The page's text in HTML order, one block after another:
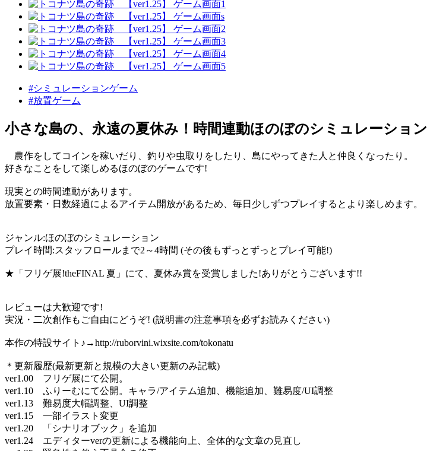
#シミュレーションゲーム
#放置ゲーム
小さな島の、永遠の夏休み！時間連動ほのぼのシミュレーション
農作をしてコインを稼いだり、釣りや虫取りをしたり、島にやってきた人と仲良くなったり。
好きなことをして楽しめるほのぼのゲームです!
現実との時間連動があります。
放置要素・日数経過によるアイテム開放があるため、毎日少しずつプレイするとより楽しめます。
ジャンル:ほのぼのシミュレーション
プレイ時間:スタッフロールまで2～4時間 (その後もずっとずっとプレイ可能!)
★「フリゲ展!theFINAL 夏」にて、夏休み賞を受賞しました!ありがとうございます!!
レビューは大歓迎です!
実況・二次創作もご自由にどうぞ! (説明書の注意事項を必ずお読みください)
本作の特設サイト♪→http://ruborvini.wixsite.com/tokonatu
＊更新履歴(最新更新と規模の大きい更新のみ記載)
ver1.00 フリゲ展にて公開。
ver1.10 ふりーむにて公開。キャラ/アイテム追加、機能追加、難易度/UI調整
ver1.13 難易度大幅調整、UI調整
ver1.15 一部イラスト変更
ver1.20 「シナリオブック」を追加
ver1.24 エディターverの更新による機能向上、全体的な文章の見直し